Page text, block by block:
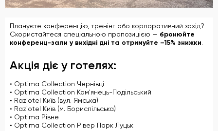
Плануєте конференцію, тренінг або корпоративний захід?
Скористайтеся спеціальною пропозицією — бронюйте
конференц-зали у вихідні дні та отримуйте –15% знижки.
Акція діє у готелях:
• Optima Collection Чернівці
• Optima Collection Кам'янець-Подільський
• Raziotel Київ (вул. Ямська)
• Raziotel Київ (м. Бориспільська)
• Optima Рівне
• Optima Collection Рівер Парк Луцьк